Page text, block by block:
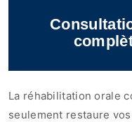
La réhabilitation orale
seulement restaure